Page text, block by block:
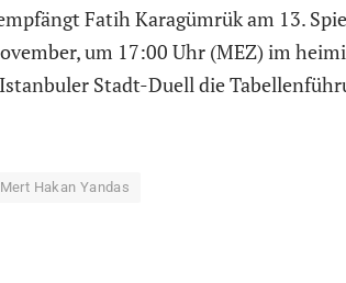
Fatih Karagümrük am 13.
um 17:00 Uhr (MEZ) im
Stadt-Duell die
Mert Hakan Yandas